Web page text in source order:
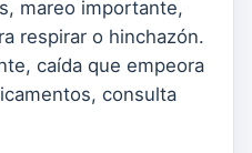
mareo importante,
respirar o hinchazón.
caída que empeora
consulta